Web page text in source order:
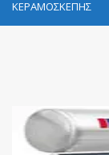
ΚΕΡΑΜΟΣΚΕΠΗΣ